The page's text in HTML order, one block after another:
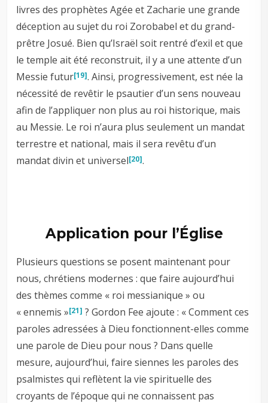
livres des prophètes Agée et Zacharie une grande
déception au sujet du roi Zorobabel et du grand-
prêtre Josué. Bien qu’Israël soit rentré d’exil et que
le temple ait été reconstruit, il y a une attente d’un
Messie futur[19]. Ainsi, progressivement, est née la
nécessité de revêtir le psautier d’un sens nouveau
afin de l’appliquer non plus au roi historique, mais
au Messie. Le roi n’aura plus seulement un mandat
terrestre et national, mais il sera revêtu d’un
mandat divin et universel[20].
Application pour l’Église
Plusieurs questions se posent maintenant pour
nous, chrétiens modernes : que faire aujourd’hui
des thèmes comme « roi messianique » ou
« ennemis »[21] ? Gordon Fee ajoute : « Comment ces
paroles adressées à Dieu fonctionnent-elles comme
une parole de Dieu pour nous ? Dans quelle
mesure, aujourd’hui, faire siennes les paroles des
psalmistes qui reflètent la vie spirituelle des
croyants de l’époque qui ne connaissent pas